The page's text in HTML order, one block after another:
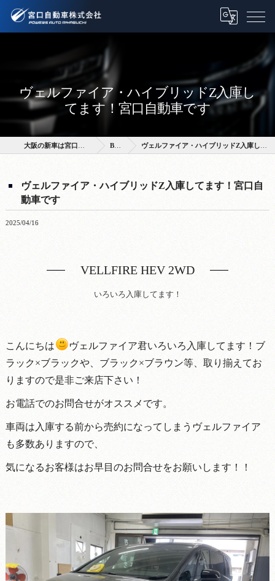
ヴェルファイア・ハイブリッドZ入庫し
てます！宮口自動車です
BLOG ヴェルファイア・ハイブリッドZ入庫してます！宮口自動車です
ヴェルファイア・ハイブリッドZ入庫してます！宮口自
動車です
2025/04/16
VELLFIRE HEV 2WD
いろいろ入庫してます！
こんにちは
ヴェルファイア君いろいろ入庫してます！ブ
ラック×ブラックや、ブラック×ブラウン等、取り揃えてお
りますので是非ご来店下さい！
お電話でのお問合せがオススメです。
車両は入庫する前から売約になってしまうヴェルファイア
も多数ありますので、
気になるお客様はお早目のお問合せをお願いします！！